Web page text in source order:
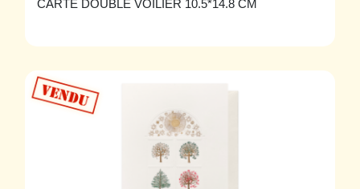
CARTE DOUBLE VOILIER 10.5*14.8 CM